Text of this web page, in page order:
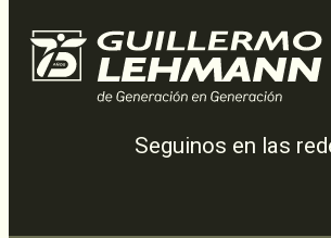
Seguinos en las